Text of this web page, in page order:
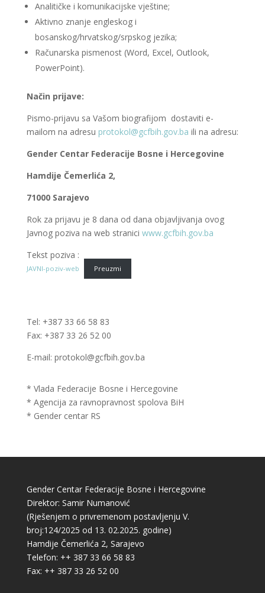
Analitičke i komunikacijske vještine;
Aktivno znanje engleskog i
bosanskog/hrvatskog/srpskog jezika;
Računarska pismenost (Word, Excel, Outlook,
PowerPoint).
Način prijave:
Pismo-prijavu sa Vašom biografijom dostaviti e-
mailom na adresu protokol@gcfbih.gov.ba ili na adresu:
Gender Centar Federacije Bosne i Hercegovine
Hamdije Čemerlića 2,
71000 Sarajevo
Rok za prijavu je 8 dana od dana objavljivanja ovog
Javnog poziva na web stranici www.gcfbih.gov.ba
Tekst poziva :
JAVNI-poziv-web Preuzmi
Tel: +387 33 66 58 83
Fax: +387 33 26 52 00
E-mail: protokol@gcfbih.gov.ba
* Vlada Federacije Bosne i Hercegovine
* Agencija za ravnopravnost spolova BiH
* Gender centar RS
Gender Centar Federacije Bosne i Hercegovine
Direktor: Samir Numanović
(Rješenjem o privremenom postavljenju V.
broj:124/2025 od 13. 02.2025. godine)
Hamdije Čemerlića 2, Sarajevo
Telefon: ++ 387 33 66 58 83
Fax: ++ 387 33 26 52 00